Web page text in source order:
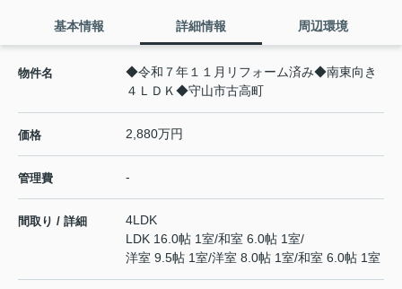
基本情報 詳細情報 周辺環境
物件名
◆令和７年１１月リフォーム済み◆南東向き
４ＬＤＫ◆守山市古高町
価格 2,880万円
管理費 -
間取り / 詳細
4LDK
LDK 16.0帖 1室/和室 6.0帖 1室/
洋室 9.5帖 1室/洋室 8.0帖 1室/和室 6.0帖 1室